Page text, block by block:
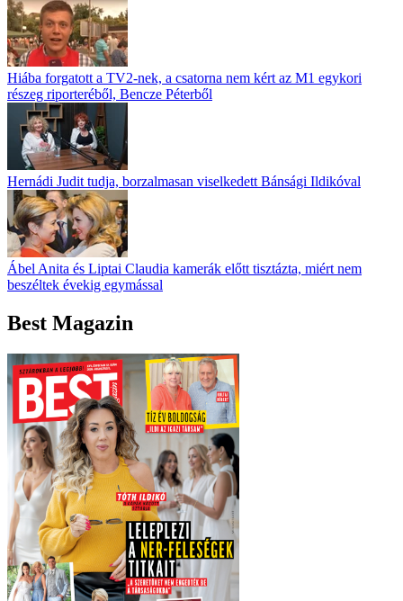
Hiába forgatott a TV2-nek, a csatorna nem kért az M1 egykori
részeg riporteréből, Bencze Péterből
Hernádi Judit tudja, borzalmasan viselkedett Bánsági Ildikóval
Ábel Anita és Liptai Claudia kamerák előtt tisztázta, miért nem
beszéltek évekig egymással
Best Magazin